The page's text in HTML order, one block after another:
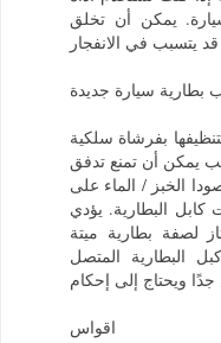
يمكن أن تخلق
بطارية سيارة جديدة
بفرشاة سلكية
يمكن أن تمنع تدفق
الخبز / الماء على
البطارية. يؤدي
لصفة بطارية ميتة
البطارية المتصل
اقواس